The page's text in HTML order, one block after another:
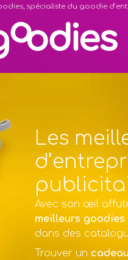
spécialiste du goodie
Les
Avec son œil
meilleurs
dans des
Trouver un